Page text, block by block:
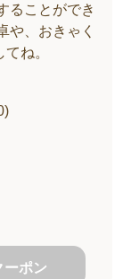
ることができ
や、おきゃく
ね。
ーポン